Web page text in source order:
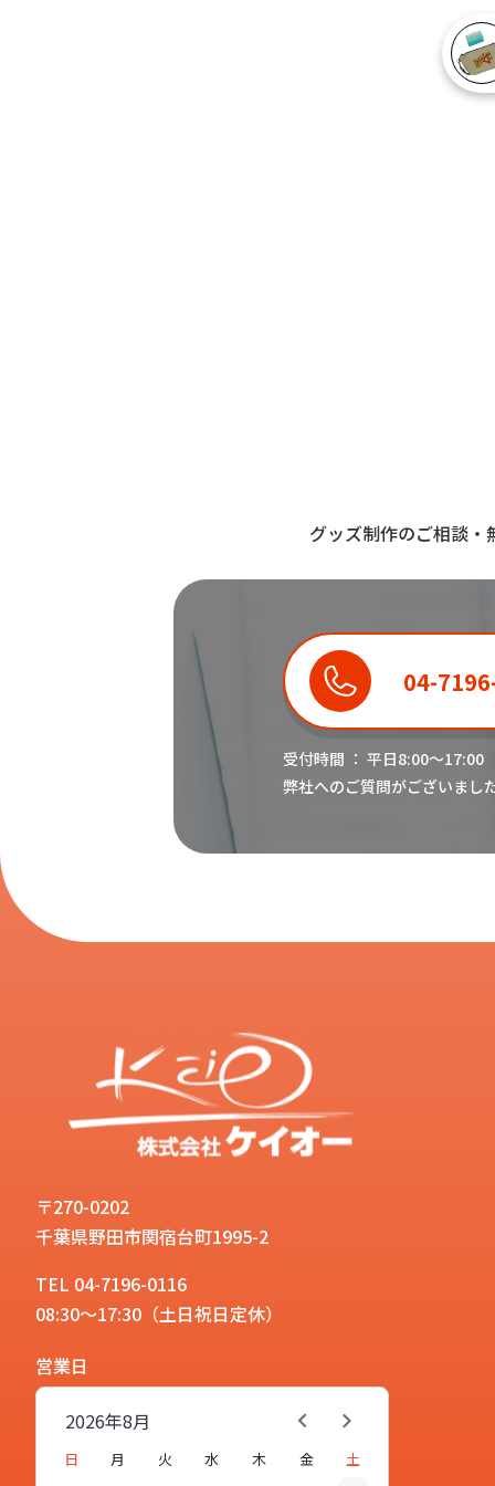
グッズ制作のご相談
04-
受付時間 ： 平日8:00〜17:00
弊社へのご質問がございまし
〒270-0202
千葉県野田市関宿台町1995-2
TEL 04-7196-0116
08:30～17:30（土日祝日定休）
営業日
8月
2026年
日 月 火 水 木 金
土